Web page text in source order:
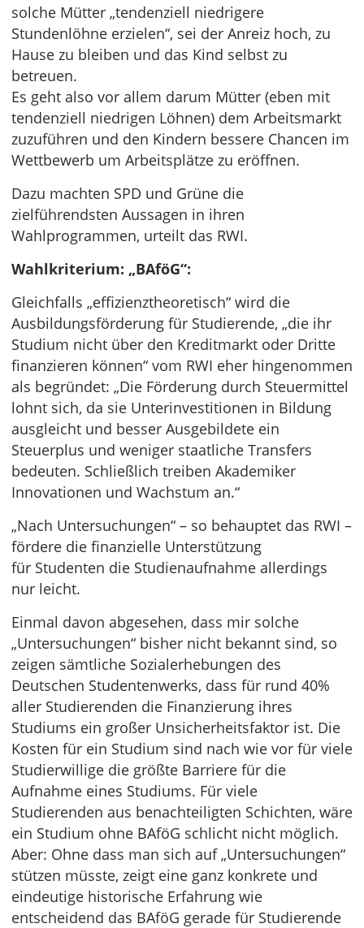
solche Mütter „tendenziell niedrigere
Stundenlöhne erzielen“, sei der Anreiz hoch, zu
Hause zu bleiben und das Kind selbst zu
betreuen.
Es geht also vor allem darum Mütter (eben mit
tendenziell niedrigen Löhnen) dem Arbeitsmarkt
zuzuführen und den Kindern bessere Chancen im
Wettbewerb um Arbeitsplätze zu eröffnen.
Dazu machten SPD und Grüne die
zielführendsten Aussagen in ihren
Wahlprogrammen, urteilt das RWI.
Wahlkriterium: „BAföG“:
Gleichfalls „effizienztheoretisch“ wird die
Ausbildungsförderung für Studierende, „die ihr
Studium nicht über den Kreditmarkt oder Dritte
finanzieren können“ vom RWI eher hingenommen
als begründet: „Die Förderung durch Steuermittel
lohnt sich, da sie Unterinvestitionen in Bildung
ausgleicht und besser Ausgebildete ein
Steuerplus und weniger staatliche Transfers
bedeuten. Schließlich treiben Akademiker
Innovationen und Wachstum an.“
„Nach Untersuchungen“ – so behauptet das RWI –
fördere die finanzielle Unterstützung
für Studenten die Studienaufnahme allerdings
nur leicht.
Einmal davon abgesehen, dass mir solche
„Untersuchungen“ bisher nicht bekannt sind, so
zeigen sämtliche Sozialerhebungen des
Deutschen Studentenwerks, dass für rund 40%
aller Studierenden die Finanzierung ihres
Studiums ein großer Unsicherheitsfaktor ist. Die
Kosten für ein Studium sind nach wie vor für viele
Studierwillige die größte Barriere für die
Aufnahme eines Studiums. Für viele
Studierenden aus benachteiligten Schichten, wäre
ein Studium ohne BAföG schlicht nicht möglich.
Aber: Ohne dass man sich auf „Untersuchungen“
stützen müsste, zeigt eine ganz konkrete und
eindeutige historische Erfahrung wie
entscheidend das BAföG gerade für Studierende